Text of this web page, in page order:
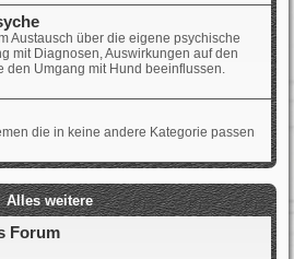
Austausch über die eigene psychische
mit Diagnosen, Auswirkungen auf den
den Umgang mit Hund beeinflussen.
die in keine andere Kategorie passen
Alles weitere
Forum